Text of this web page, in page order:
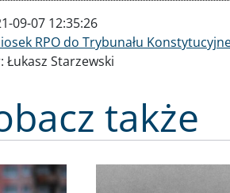
09-07 12:35:26
RPO do Trybunału
Łukasz Starzewski
także